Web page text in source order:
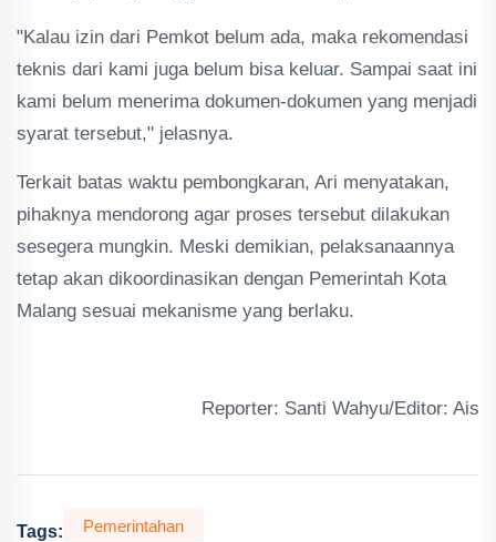
"Kalau izin dari Pemkot belum ada, maka rekomendasi
teknis dari kami juga belum bisa keluar. Sampai saat ini
kami belum menerima dokumen-dokumen yang menjadi
syarat tersebut," jelasnya.
Terkait batas waktu pembongkaran, Ari menyatakan,
pihaknya mendorong agar proses tersebut dilakukan
sesegera mungkin. Meski demikian, pelaksanaannya
tetap akan dikoordinasikan dengan Pemerintah Kota
Malang sesuai mekanisme yang berlaku.
Reporter: Santi Wahyu/Editor: Ais
Tags: Pemerintahan